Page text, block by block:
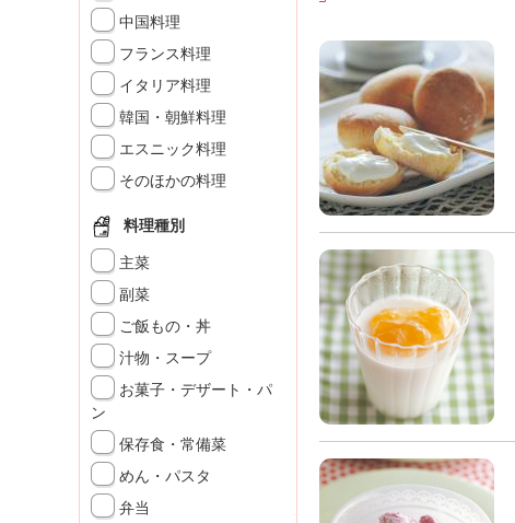
き
ょ
う
の
料
理
」
中国料理
フランス料理
イタリア料理
韓国・朝鮮料理
エスニック料理
そのほかの料理
料理種別
主菜
副菜
ご飯もの・丼
汁物・スープ
お菓子・デザート・パ
ン
保存食・常備菜
めん・パスタ
弁当